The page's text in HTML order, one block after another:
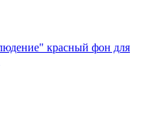
красный фон для